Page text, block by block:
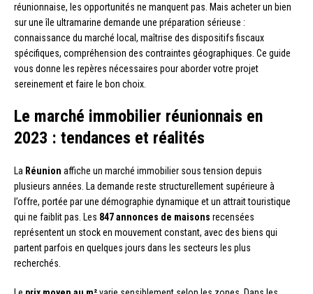
réunionnaise, les opportunités ne manquent pas. Mais acheter un bien
sur une île ultramarine demande une préparation sérieuse :
connaissance du marché local, maîtrise des dispositifs fiscaux
spécifiques, compréhension des contraintes géographiques. Ce guide
vous donne les repères nécessaires pour aborder votre projet
sereinement et faire le bon choix.
Le marché immobilier réunionnais en
2023 : tendances et réalités
La Réunion affiche un marché immobilier sous tension depuis
plusieurs années. La demande reste structurellement supérieure à
l’offre, portée par une démographie dynamique et un attrait touristique
qui ne faiblit pas. Les 847 annonces de maisons recensées
représentent un stock en mouvement constant, avec des biens qui
partent parfois en quelques jours dans les secteurs les plus
recherchés.